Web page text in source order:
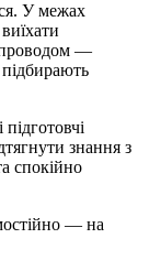
У межах
—
знання з
спокійно
— на